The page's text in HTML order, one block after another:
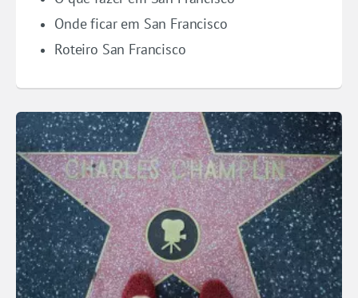
Onde ficar em San Francisco
Roteiro San Francisco